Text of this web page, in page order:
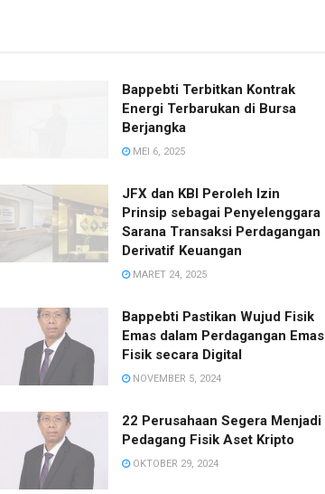
Bappebti Terbitkan Kontrak
Energi Terbarukan di Bursa
Berjangka
MEI 6, 2025
JFX dan KBI Peroleh Izin
Prinsip sebagai Penyelenggara
Sarana Transaksi Perdagangan
Derivatif Keuangan
MARET 24, 2025
Bappebti Pastikan Wujud Fisik
Emas dalam Perdagangan Emas
Fisik secara Digital
NOVEMBER 5, 2024
22 Perusahaan Segera Menjadi
Pedagang Fisik Aset Kripto
OKTOBER 29, 2024